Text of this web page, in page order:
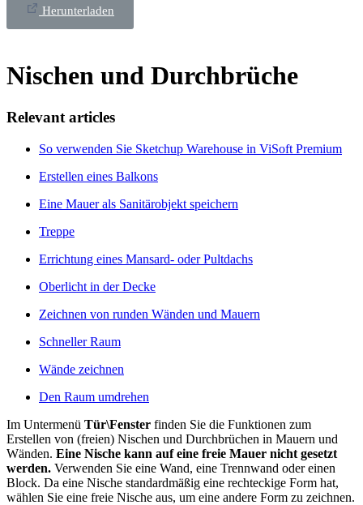
Herunterladen
Nischen und Durchbrüche
Relevant articles
So verwenden Sie Sketchup Warehouse in ViSoft Premium
Erstellen eines Balkons
Eine Mauer als Sanitärobjekt speichern
Treppe
Errichtung eines Mansard- oder Pultdachs
Oberlicht in der Decke
Zeichnen von runden Wänden und Mauern
Schneller Raum
Wände zeichnen
Den Raum umdrehen
Im Untermenü Tür\Fenster finden Sie die Funktionen zum
Erstellen von (freien) Nischen und Durchbrüchen in Mauern und
Wänden. Eine Nische kann auf eine freie Mauer nicht gesetzt
werden. Verwenden Sie eine Wand, eine Trennwand oder einen
Block. Da eine Nische standardmäßig eine rechteckige Form hat,
wählen Sie eine freie Nische aus, um eine andere Form zu zeichnen.